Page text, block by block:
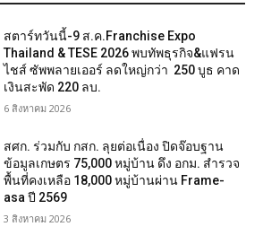
สตาร์ทวันนี้-9 ส.ค.Franchise Expo
Thailand & TESE 2026 พบทัพธุรกิจ&แฟรน
ไชส์ ซัพพลายเออร์ ลดใหญ่กว่า 250 บูธ คาด
เงินสะพัด 220 ลบ.
6 สิงหาคม 2026
สศก. ร่วมกับ กสก. ลุยต่อเนื่อง ปิดจ๊อบฐาน
ข้อมูลเกษตร 75,000 หมู่บ้าน ดึง อกม. สำรวจ
พื้นที่คงเหลือ 18,000 หมู่บ้านผ่าน Frame-
asa ปี 2569
3 สิงหาคม 2026